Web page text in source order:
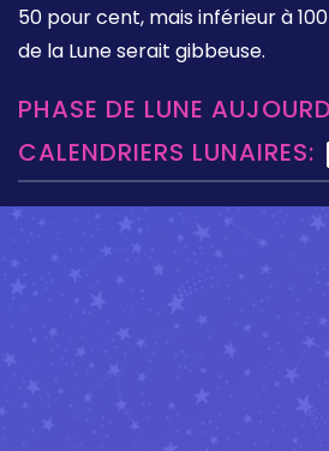
50 pour cent, mais inférieur à
de la Lune serait gibbeuse.
PHASE DE LUNE
CALENDRIERS LUNAIRES: